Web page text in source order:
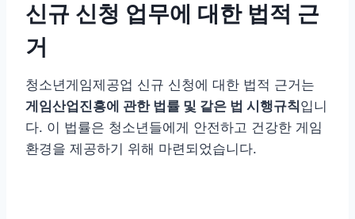
신규 신청 업무에 대한 법적 근
거
청소년게임제공업 신규 신청에 대한 법적 근거는
게임산업진흥에 관한 법률 및 같은 법 시행규칙입니
다. 이 법률은 청소년들에게 안전하고 건강한 게임
환경을 제공하기 위해 마련되었습니다.